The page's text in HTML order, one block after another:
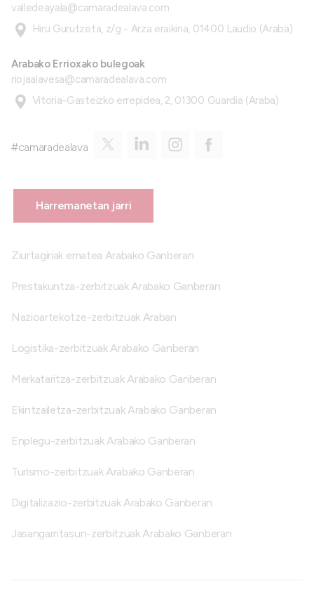
valledeayala@camaradealava.com
Hiru Gurutzeta, z/g - Arza eraikina, 01400 Laudio (Araba)
Arabako Errioxako bulegoak
riojaalavesa@camaradealava.com
Vitoria-Gasteizko errepidea, 2, 01300 Guardia (Araba)
#camaradealava
Harremanetan jarri
Ziurtagiriak ematea Arabako Ganberan
Prestakuntza-zerbitzuak Arabako Ganberan
Nazioartekotze-zerbitzuak Araban
Logistika-zerbitzuak Arabako Ganberan
Merkataritza-zerbitzuak Arabako Ganberan
Ekintzailetza-zerbitzuak Arabako Ganberan
Enplegu-zerbitzuak Arabako Ganberan
Turismo-zerbitzuak Arabako Ganberan
Digitalizazio-zerbitzuak Arabako Ganberan
Jasangarritasun-zerbitzuak Arabako Ganberan